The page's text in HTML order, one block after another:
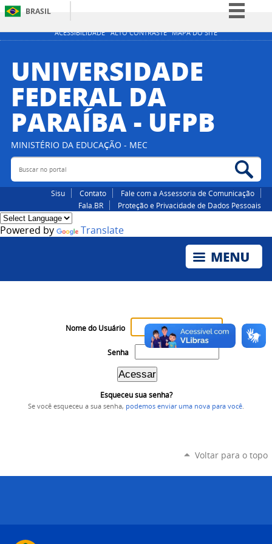
ACESSIBILIDADE ALTO CONTRASTE MAPA DO SITE
BRASIL
Simplifique!
Participe
Acesso à informação
Canais
UNIVERSIDADE
FEDERAL DA
PARAÍBA - UFPB
MINISTÉRIO DA EDUCAÇÃO - MEC
Buscar no portal
Sisu Contato
Fale com a Assessoria de Comunicação
Fala.BR
Proteção e Privacidade de Dados Pessoais
Powered by Translate
Nome do Usuário
Senha
Esqueceu sua senha?
Se você esqueceu a sua senha, podemos enviar uma nova para você
Voltar para o topo